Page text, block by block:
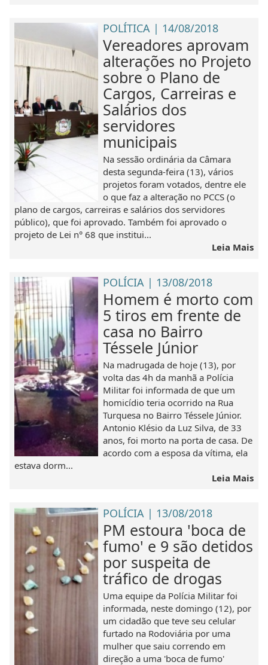
POLÍTICA | 14/08/2018
Vereadores aprovam
alterações no Projeto
sobre o Plano de
Cargos, Carreiras e
Salários dos
servidores
municipais
Na sessão ordinária da Câmara
desta segunda-feira (13), vários
projetos foram votados, dentre ele
o que faz a alteração no PCCS (o
plano de cargos, carreiras e salários dos servidores
público), que foi aprovado. Também foi aprovado o
projeto de Lei n° 68 que institui...
Leia Mais
POLÍCIA | 13/08/2018
Homem é morto com
5 tiros em frente de
casa no Bairro
Téssele Júnior
Na madrugada de hoje (13), por
volta das 4h da manhã a Polícia
Militar foi informada de que um
homicídio teria ocorrido na Rua
Turquesa no Bairro Téssele Júnior.
Antonio Klésio da Luz Silva, de 33
anos, foi morto na porta de casa. De
acordo com a esposa da vítima, ela
estava dorm...
Leia Mais
POLÍCIA | 13/08/2018
PM estoura 'boca de
fumo' e 9 são detidos
por suspeita de
tráfico de drogas
Uma equipe da Polícia Militar foi
informada, neste domingo (12), por
um cidadão que teve seu celular
furtado na Rodoviária por uma
mulher que saiu correndo em
direção a uma 'boca de fumo'